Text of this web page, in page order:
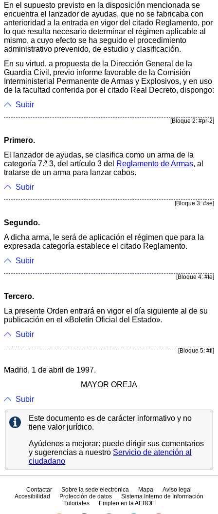
En el supuesto previsto en la disposición mencionada se
encuentra el lanzador de ayudas, que no se fabricaba con
anterioridad a la entrada en vigor del citado Reglamento, por
lo que resulta necesario determinar el régimen aplicable al
mismo, a cuyo efecto se ha seguido el procedimiento
administrativo prevenido, de estudio y clasificación.
En su virtud, a propuesta de la Dirección General de la
Guardia Civil, previo informe favorable de la Comisión
Interministerial Permanente de Armas y Explosivos, y en uso
de la facultad conferida por el citado Real Decreto, dispongo:
Subir
[Bloque 2: #pr-2]
Primero.
El lanzador de ayudas, se clasifica como un arma de la
categoría 7.ª 3, del artículo 3 del Reglamento de Armas, al
tratarse de un arma para lanzar cabos.
Subir
[Bloque 3: #se]
Segundo.
A dicha arma, le será de aplicación el régimen que para la
expresada categoría establece el citado Reglamento.
Subir
[Bloque 4: #te]
Tercero.
La presente Orden entrará en vigor el día siguiente al de su
publicación en el «Boletín Oficial del Estado».
Subir
[Bloque 5: #fi]
Madrid, 1 de abril de 1997.
MAYOR OREJA
Subir
Este documento es de carácter informativo y no
tiene valor jurídico.
Ayúdenos a mejorar: puede dirigir sus comentarios
y sugerencias a nuestro Servicio de atención al
ciudadano
Contactar Sobre la sede electrónica Mapa
Aviso legal
Accesibilidad
Protección de datos
Sistema Interno de Información
Tutoriales
Empleo en la AEBOE